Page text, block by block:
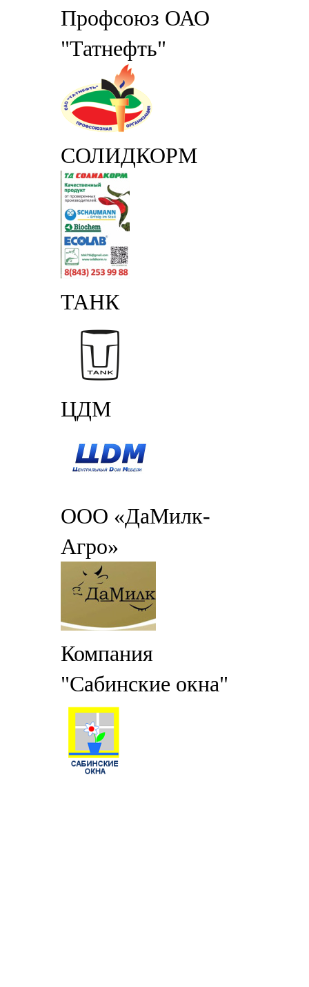
Профсоюз ОАО
"Татнефть"
СОЛИДКОРМ
ТАНК
ЦДМ
ООО «ДаМилк-
Агро»
Компания
"Сабинские окна"